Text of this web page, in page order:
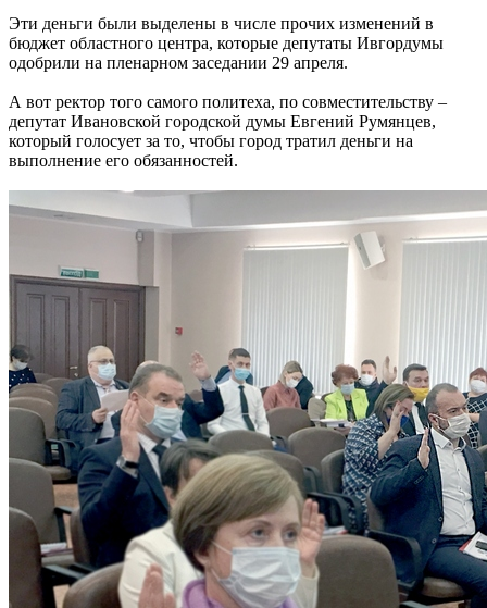
Эти деньги были выделены в числе прочих изменений в
бюджет областного центра, которые депутаты Ивгордумы
одобрили на пленарном заседании 29 апреля.
А вот ректор того самого политеха, по совместительству –
депутат Ивановской городской думы Евгений Румянцев,
который голосует за то, чтобы город тратил деньги на
выполнение его обязанностей.